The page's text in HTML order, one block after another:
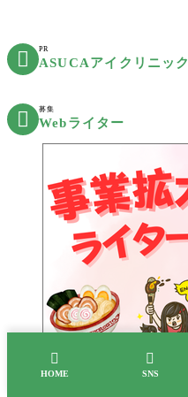
 PR
ASUCAアイクリニック
 募集
Webライター

HOME

SNS